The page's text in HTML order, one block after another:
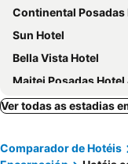
Continental Posadas
Sun Hotel
Bella Vista Hotel
Maitei Posadas Hotel
Mandala Hotel
Le Club Resort Hotel
Ver todas as estadias
Comparador de Hotéis